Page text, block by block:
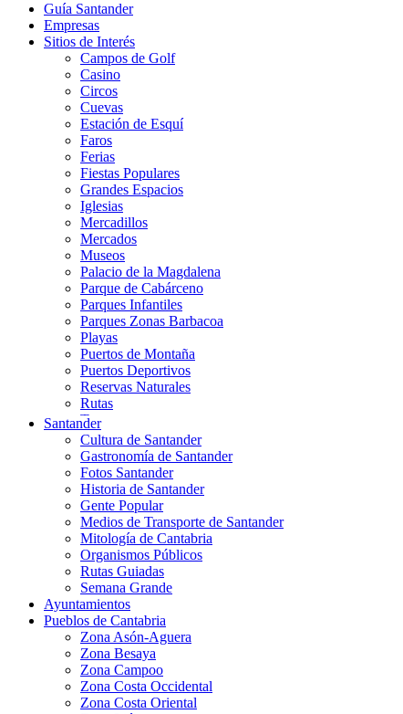
Guía Santander
Empresas
Sitios de Interés
Campos de Golf
Casino
Circos
Cuevas
Estación de Esquí
Faros
Ferias
Fiestas Populares
Grandes Espacios
Iglesias
Mercadillos
Mercados
Museos
Palacio de la Magdalena
Parque de Cabárceno
Parques Infantiles
Parques Zonas Barbacoa
Playas
Puertos de Montaña
Puertos Deportivos
Reservas Naturales
Rutas
Teatros
Teléferico
Zoológicos
Santander
Cultura de Santander
Gastronomía de Santander
Fotos Santander
Historia de Santander
Gente Popular
Medios de Transporte de Santander
Mitología de Cantabria
Organismos Públicos
Rutas Guiadas
Semana Grande
Ayuntamientos
Pueblos de Cantabria
Zona Asón-Aguera
Zona Besaya
Zona Campoo
Zona Costa Occidental
Zona Costa Oriental